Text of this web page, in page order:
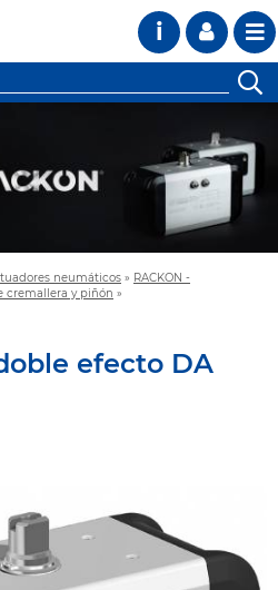
i
neumáticos » RACKON -
cremallera y piñón »
efecto DA